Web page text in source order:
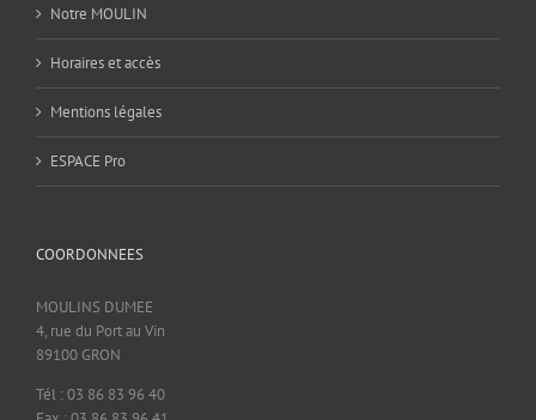
Notre MOULIN
Horaires et accès
Mentions légales
ESPACE Pro
COORDONNEES
MOULINS DUMEE
4, rue du Port au Vin
89100 GRON
Tél : 03 86 83 96 40